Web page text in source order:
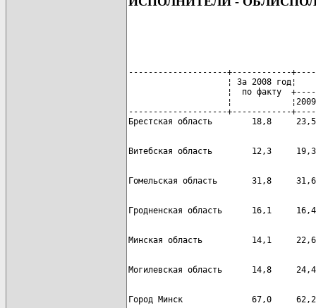
--------------------+------------
¦ За 2008 год¦
¦  по факту
¦
--------------------+------------
Город Минск              67,0